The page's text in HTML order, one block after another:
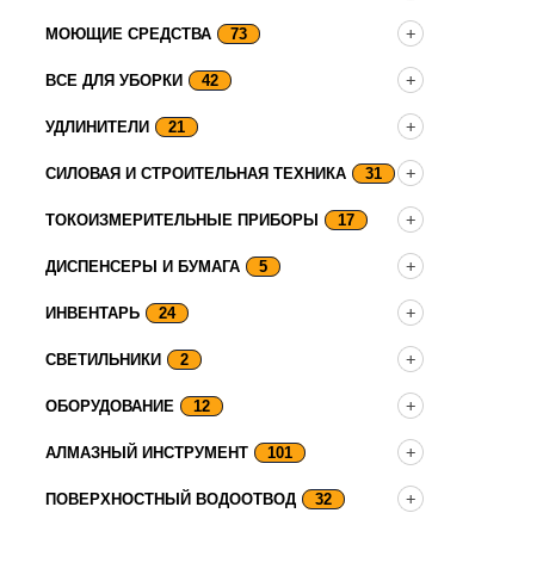
МОЮЩИЕ СРЕДСТВА 73
ВСЕ ДЛЯ УБОРКИ 42
УДЛИНИТЕЛИ 21
СИЛОВАЯ И СТРОИТЕЛЬНАЯ ТЕХНИКА 31
ТОКОИЗМЕРИТЕЛЬНЫЕ ПРИБОРЫ 17
ДИСПЕНСЕРЫ И БУМАГА 5
ИНВЕНТАРЬ 24
СВЕТИЛЬНИКИ 2
ОБОРУДОВАНИЕ 12
АЛМАЗНЫЙ ИНСТРУМЕНТ 101
ПОВЕРХНОСТНЫЙ ВОДООТВОД 32